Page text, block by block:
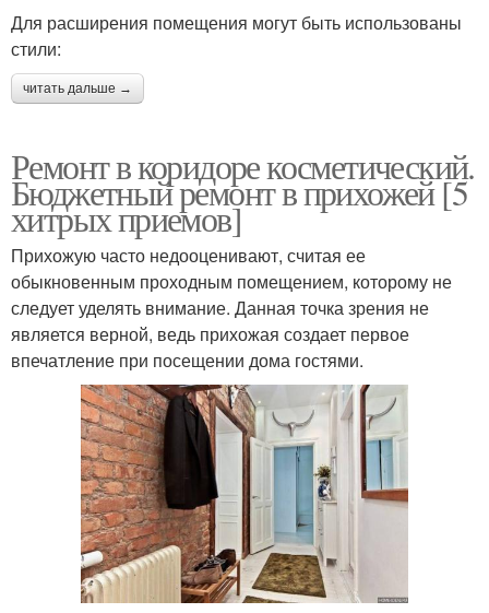
Для расширения помещения могут быть использованы
стили:
читать дальше →
Ремонт в коридоре косметический.
Бюджетный ремонт в прихожей [5
хитрых приемов]
Прихожую часто недооценивают, считая ее
обыкновенным проходным помещением, которому не
следует уделять внимание. Данная точка зрения не
является верной, ведь прихожая создает первое
впечатление при посещении дома гостями.